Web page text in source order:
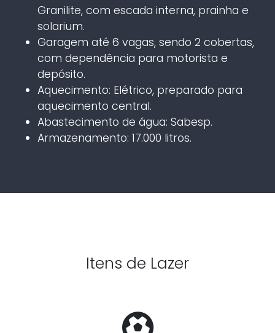
Granilite, com escada interna, prainha e
solarium.
Garagem até 6 vagas, sendo 2 cobertas,
com dependência para motorista e
depósito.
Aquecimento: Elétrico, preparado para
aquecimento central.
Abastecimento de água: Sabesp.
Armazenamento: 17.000 litros.
Itens de Lazer